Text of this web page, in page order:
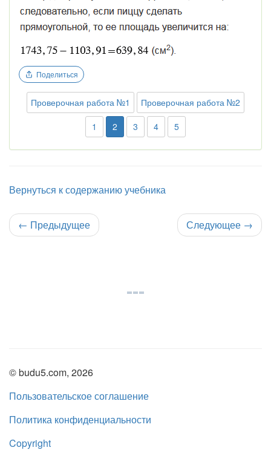
Поделиться
Проверочная работа №1
Проверочная работа №2
1
2 3 4 5
Вернуться к содержанию учебника
← Предыдущее Следующее →
© budu5.com, 2026
Пользовательское соглашение
Политика конфиденциальности
Copyright